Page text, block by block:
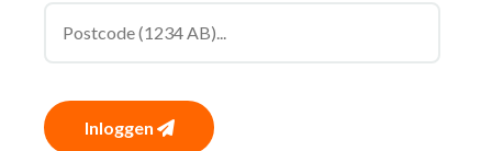
Inloggen